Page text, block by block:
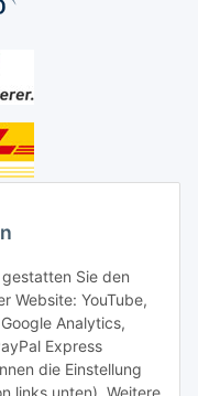
Sie den
Website: YouTube,
Analytics,
Express
die Einstellung